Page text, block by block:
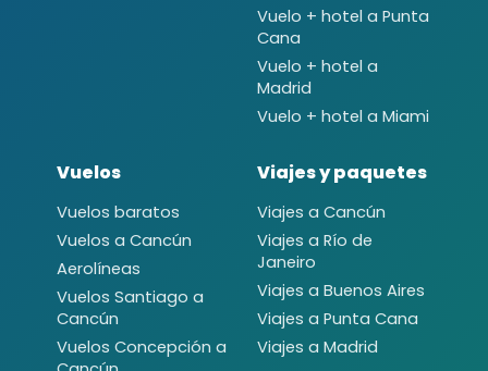
Vuelo + hotel a Punta
Cana
Vuelo + hotel a
Madrid
Vuelo + hotel a Miami
Vuelos
Vuelos baratos
Vuelos a Cancún
Aerolíneas
Vuelos Santiago a
Cancún
Vuelos Concepción a
Viajes y paquetes
Viajes a Cancún
Viajes a Río de
Janeiro
Viajes a Buenos Aires
Viajes a Punta Cana
Viajes a Madrid